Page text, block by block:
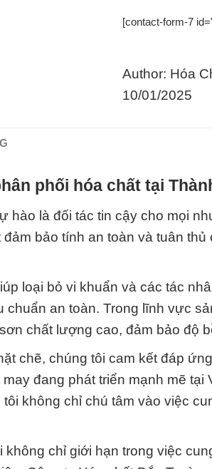
[contact-form-7
Author: Hóa
10/01/2025
phối hóa chất tại
hào là đối tác tin cậy cho mọi
bảo tính an toàn và tuân
loại bỏ vi khuẩn và các tác
an toàn. Trong lĩnh vực
chất lượng cao, đảm bảo độ
chẽ, chúng tôi cam kết đáp
đang phát triển mạnh mẽ tại
không chỉ chú tâm vào việc
chỉ giới hạn trong việc